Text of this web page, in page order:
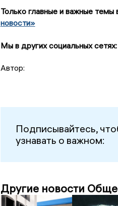
Только главные и важные
новости»
Мы в других социальных сетях:
Автор:
Подписывайтесь,
узнавать о важном:
Другие новости